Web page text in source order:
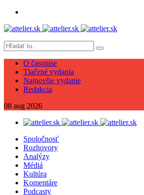
O časopise
Tlačené vydania
Najnovšie vydanie
Redakcia
08 aug 2026
Spoločnosť
Rozhovory
Analýzy
Médiá
Kultúra
Komentáre
Podcasty